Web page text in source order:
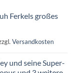
Ferkels großes
Versandkosten
und seine Super-